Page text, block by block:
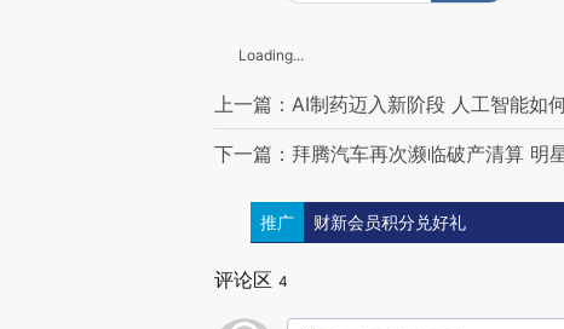
Loading...
上一篇：AI制药迈入新阶段 人工智能如
下一篇：拜腾汽车再次濒临破产清算 明
推广 财新会员积分兑好礼
评论区 4